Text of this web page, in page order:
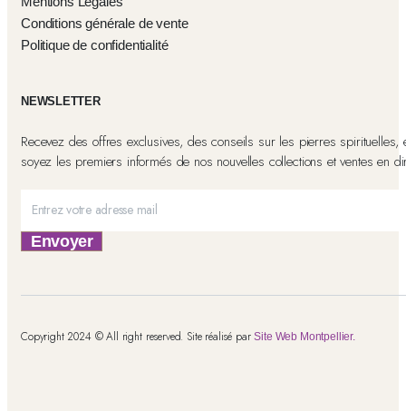
Conditions générale de vente
Politique de confidentialité
NEWSLETTER
Recevez des offres exclusives, des conseils sur les pierres spirituelles,
soyez les premiers informés de nos nouvelles collections et ventes en
Envoyer
Copyright 2024 © All right reserved. Site réalisé parSite Web Montpellier.